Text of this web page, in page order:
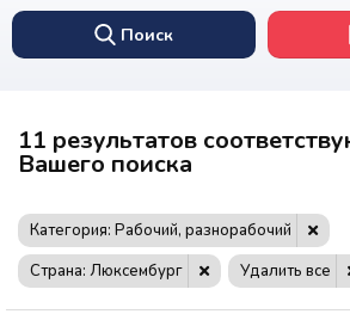
Поиск
11 результатов
Вашего поиска
Категория: Рабочий, разнорабочий
Страна: Люксембург
Удалить все